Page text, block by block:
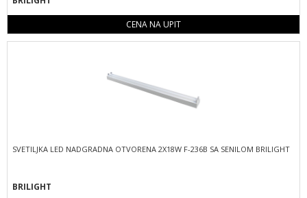
CENA NA UPIT
SVETILJKA LED NADGRADNA OTVORENA 2X18W F-236B SA SENILOM BRILIGHT
BRILIGHT